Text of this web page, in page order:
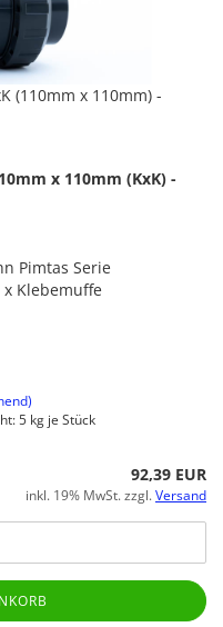
(110mm x 110mm) -
x 110mm (KxK) -
Pimtas Serie
Klebemuffe
5 kg je Stück
92,39 EUR
inkl. 19% MwSt. zzgl.Versand